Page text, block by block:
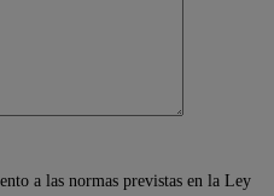
a las normas previstas en la Ley